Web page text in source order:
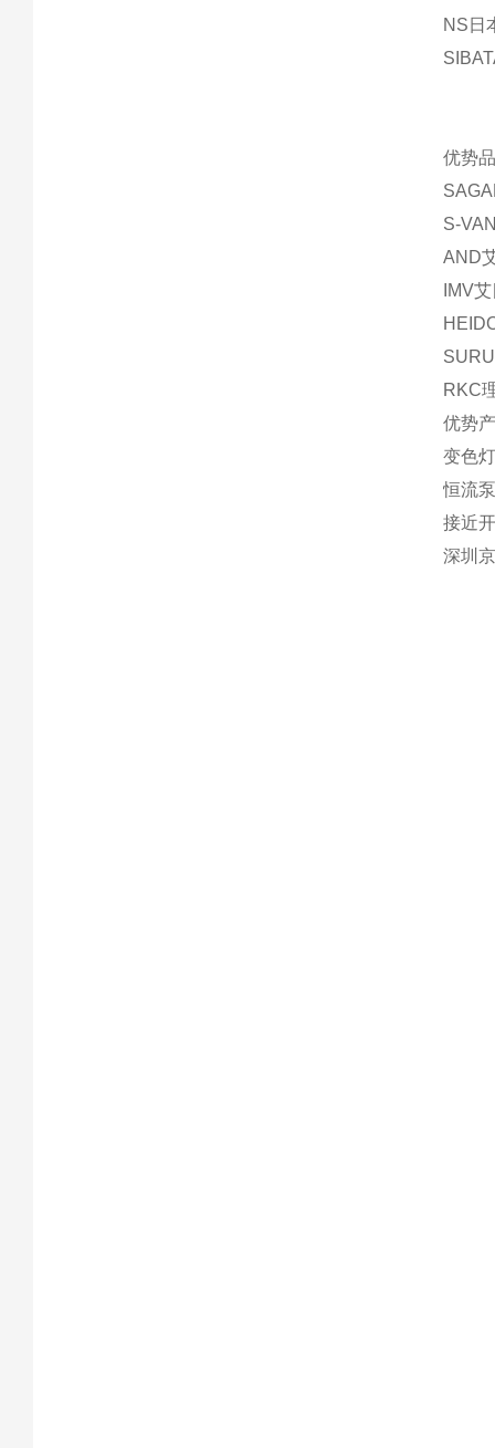
NS日
优势
S-
AND
IMV
RKC
优势
变色
恒流
接近
深圳